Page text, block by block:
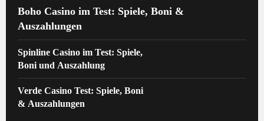
Boho Casino im Test: Spiele, Boni &
Auszahlungen
Spinline Casino im Test: Spiele,
Boni und Auszahlung
Verde Casino Test: Spiele, Boni
& Auszahlungen